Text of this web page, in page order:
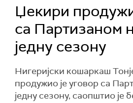
Џекири
са Партизаном
једну сезону
Нигеријски кошаркаш
продужио је уговор са
једну сезону, саопштио је